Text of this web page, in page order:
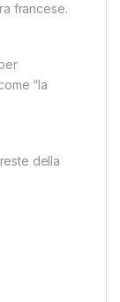
francese.
“la
della